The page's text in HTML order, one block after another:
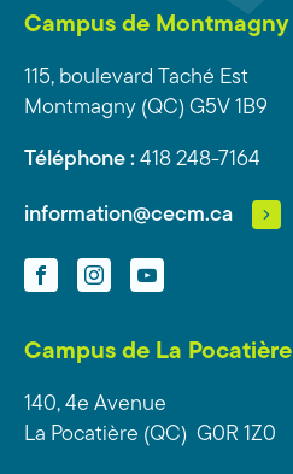
Campus de Montmagny
115, boulevard Taché Est
Montmagny (QC) G5V 1B9
Téléphone : 418 248-7164
information@cecm.ca
FacebookInstagramYouTube
Campus de La Pocatière
140, 4e Avenue
La Pocatière (QC) G0R 1Z0